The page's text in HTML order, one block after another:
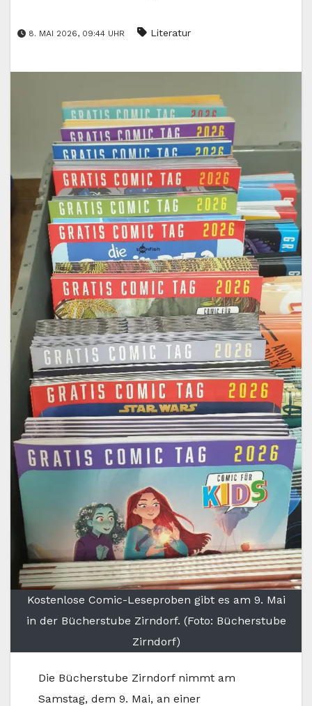
8. MAI 2026, 09:44 UHR Literatur
Kostenlose Comic-Leseproben gibt es am 9. Mai
in der Bücherstube Zirndorf. (Foto: Bücherstube
Zirndorf)
Die Bücherstube Zirndorf nimmt am
Samstag, dem 9. Mai, an einer